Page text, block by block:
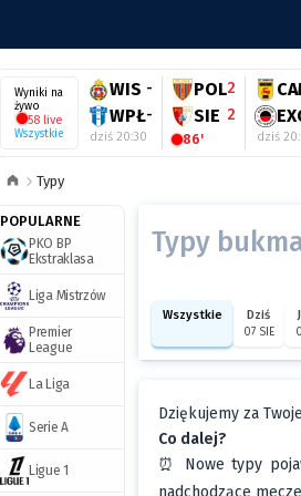
Wyniki na
żywo
58 live
Wszystkie
WIS -
WPŁ-
dziś 20:30
POL2
SIE 2
86' dziś
Typy
POPULARNE
PKO BP
Ekstraklasa
Liga Mistrzów
Premier
League
La Liga
Serie A
Ligue 1
Typy
Wszystkie Dziś
07 SIE
Dziękujemy za
Co dalej?
⏰ Nowe typy
nadchodzące